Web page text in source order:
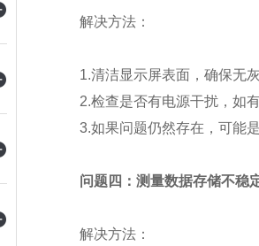
解决方法：
1.清洁显示屏表面，确保无灰
2.检查是否有电源干扰，如有
3.如果问题仍然存在，可能是
问题四：测量数据存储不稳
解决方法：